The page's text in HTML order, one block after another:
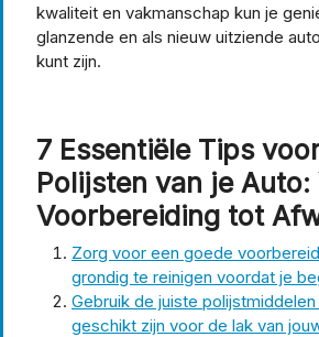
kwaliteit en vakmanschap kun je
glanzende en als nieuw uitziende
kunt zijn.
7 Essentiële Tips
Polijsten van je Auto:
Voorbereiding tot
Zorg voor een goede
grondig te reinigen voordat je
Gebruik de juiste
geschikt zijn voor de lak van